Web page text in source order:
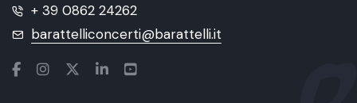
+ 39 0862 24262
barattelliconcerti@barattelli.it